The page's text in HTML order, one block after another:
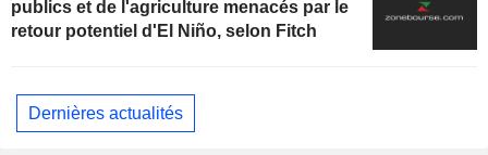
publics et de l'agriculture menacés par le
retour potentiel d'El Niño, selon Fitch
Dernières actualités